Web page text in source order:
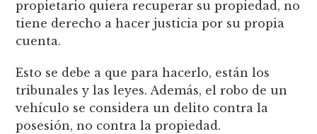
propietario quiera recuperar su propiedad, no
tiene derecho a hacer justicia por su propia
cuenta.
Esto se debe a que para hacerlo, están los
tribunales y las leyes. Además, el robo de un
vehículo se considera un delito contra la
posesión, no contra la propiedad.